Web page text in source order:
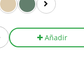
Añadir